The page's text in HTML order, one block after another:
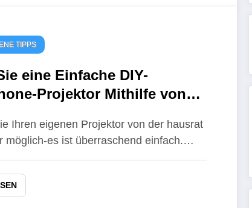
TIPPS
eine Einfache DIY-
Projektor Mithilfe von
und Objektiv
Ihren eigenen Projektor von der hausrat
möglich-es ist überraschend einfach.…